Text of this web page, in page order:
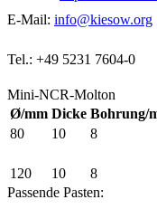
E-Mail: info@kiesow.org
Tel.: +49 5231 7604-0
Mini-NCR-Molton
Ø/mm Dicke Bohrung/
80
10 8
120
10 8
Passende Pasten: